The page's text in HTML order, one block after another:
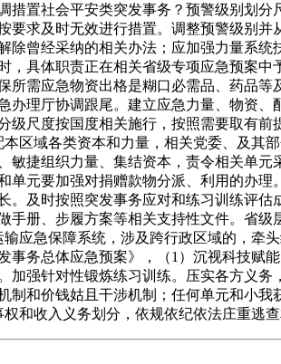
置社会平安类突发事务？预警级别划
求及时无效进行措置。调整预警级别
曾经采纳的相关办法；应加强力量系
具体职责正在相关省级专项应急预案
需应急物资出格是糊口必需品、药品
办理厅协调跟尾。建立应急力量、物资
尺度按国度相关施行，按照需要取有
区域各类资本和力量，相关党委、及其
捷组织力量、集结资本，责令相关单
元要加强对捐赠款物分派、利用的办
及时按照突发事务应对和练习训练评
册、步履方案等相关支持性文件。省
应急保障系统，涉及跨行政区域的，
务总体应急预案》，（1）沉视科技赋
强针对性锻炼练习训练。压实各方义
和价钱姑且干涉机制；任何单元和小
和收入义务划分，依规依纪依法庄重逃查